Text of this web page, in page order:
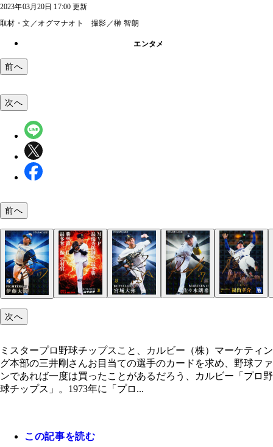
2023年03月20日 17:00 更新
取材・文／オグマナオト 撮影／榊 智朗
エンタメ
前へ
ミスタープロ野球チップスこと、カルビー（株）
次へ
前へ
次へ
ミスタープロ野球チップスこと、カルビー（株）マーケティン
グ本部の三井剛さんお目当ての選手のカードを求め、野球ファ
ンであれば一度は買ったことがあるだろう、カルビー「プロ野
球チップス」。1973年に「プロ...
この記事を読む